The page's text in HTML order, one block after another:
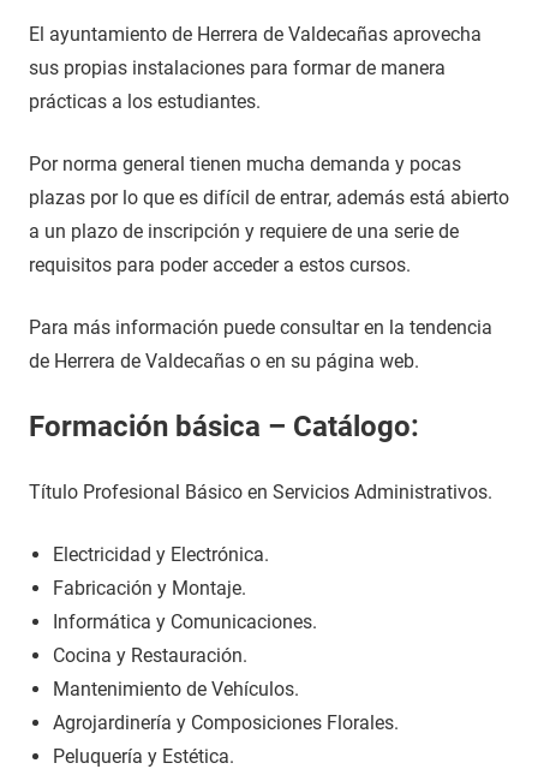
El ayuntamiento de Herrera de Valdecañas aprovecha
sus propias instalaciones para formar de manera
prácticas a los estudiantes.
Por norma general tienen mucha demanda y pocas
plazas por lo que es difícil de entrar, además está abierto
a un plazo de inscripción y requiere de una serie de
requisitos para poder acceder a estos cursos.
Para más información puede consultar en la tendencia
de Herrera de Valdecañas o en su página web.
Formación básica – Catálogo:
Título Profesional Básico en Servicios Administrativos.
Electricidad y Electrónica.
Fabricación y Montaje.
Informática y Comunicaciones.
Cocina y Restauración.
Mantenimiento de Vehículos.
Agrojardinería y Composiciones Florales.
Peluquería y Estética.